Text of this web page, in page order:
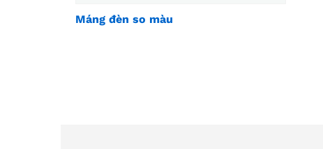
Máng đèn so màu